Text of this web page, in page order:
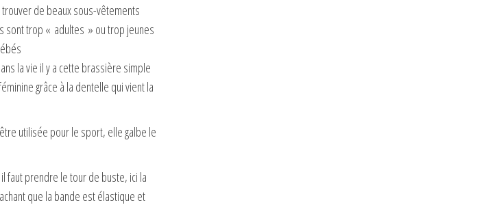
de beaux sous-vêtements
sont trop « adultes » ou trop jeunes
la vie il y a cette brassière simple
grâce à la dentelle qui vient la
utilisée pour le sport, elle galbe le
faut prendre le tour de buste, ici la
que la bande est élastique et